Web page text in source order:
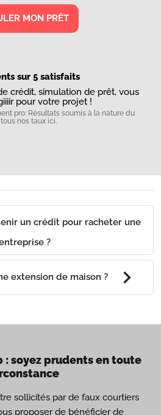
MON PRÊT
sur 5 satisfaits
crédit, simulation de prêt, vous
pour votre projet !
pro. Résultats soumis à la nature du
nos taux ici.
un crédit pour racheter une
?
extension de maison ? chevron_right
: soyez prudents en toute
sollicités par de faux courtiers
proposer de bénéficier de